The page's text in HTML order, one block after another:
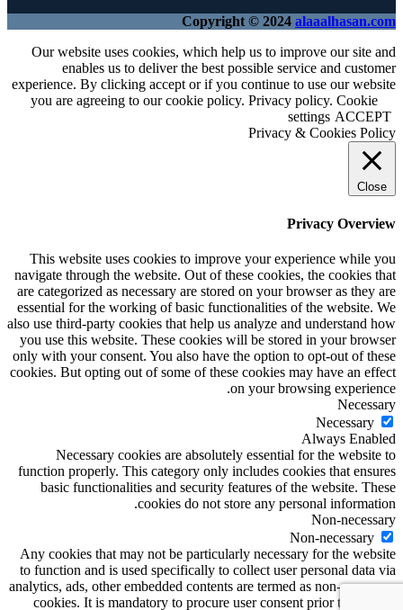
Copyright © 2024 alaaalhasan.com
Our website uses cookies, which help us to improve our site and
enables us to deliver the best possible service and customer
experience. By clicking accept or if you continue to use our website
you are agreeing to our cookie policy. Privacy policy. Cookie
settings ACCEPT
Privacy & Cookies Policy
Close
Privacy Overview
This website uses cookies to improve your experience while you
navigate through the website. Out of these cookies, the cookies that
are categorized as necessary are stored on your browser as they are
essential for the working of basic functionalities of the website. We
also use third-party cookies that help us analyze and understand how
you use this website. These cookies will be stored in your browser
only with your consent. You also have the option to opt-out of these
cookies. But opting out of some of these cookies may have an effect
on your browsing experience.
Necessary
Necessary
Always Enabled
Necessary cookies are absolutely essential for the website to
function properly. This category only includes cookies that ensures
basic functionalities and security features of the website. These
cookies do not store any personal information.
Non-necessary
Non-necessary
Any cookies that may not be particularly necessary for the website
to function and is used specifically to collect user personal data via
analytics, ads, other embedded contents are termed as non-necessary
cookies. It is mandatory to procure user consent prior to running